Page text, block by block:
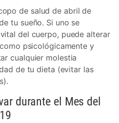
de salud de abril de
tu sueño. Si uno se
del cuerpo, puede alterar
psicológicamente y
cualquier molestia
de tu dieta (evitar las
durante el Mes del